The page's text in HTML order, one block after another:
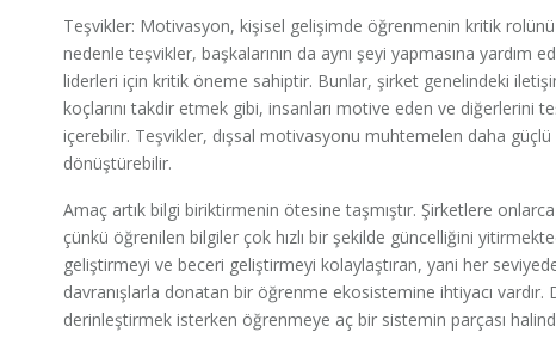
Teşvikler: Motivasyon, kişisel gelişimde öğrenmenin kritik
nedenle teşvikler, başkalarının da aynı şeyi yapmasına yardım
liderleri için kritik öneme sahiptir. Bunlar, şirket genelindeki
koçlarını takdir etmek gibi, insanları motive eden ve diğerlerini
içerebilir. Teşvikler, dışsal motivasyonu muhtemelen daha
dönüştürebilir.
Amaç artık bilgi biriktirmenin ötesine taşmıştır. Şirketlere
çünkü öğrenilen bilgiler çok hızlı bir şekilde güncelliğini
geliştirmeyi ve beceri geliştirmeyi kolaylaştıran, yani her
davranışlarla donatan bir öğrenme ekosistemine ihtiyacı vardır.
derinleştirmek isterken öğrenmeye aç bir sistemin parçası